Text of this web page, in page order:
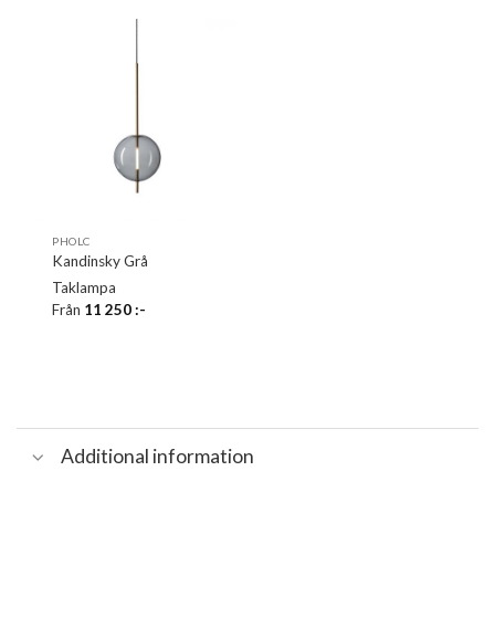
PHOLC
Kandinsky Grå
Taklampa
Från 11 250:-
Additional information